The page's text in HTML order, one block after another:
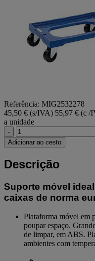
Referência: MIG2532278
45,50 € (s/IVA) 55,97 € (c /
a unidade
-
Adicionar ao cesto
Descrição
Suporte móvel
caixas de norma
Plataforma móvel em
poupar espaço.
de limpar, em ABS.
ambientes com